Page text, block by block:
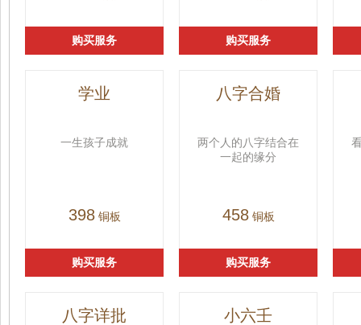
购买服务 购买服务
学业
一生孩子成就
398铜板
购买服务
八字合婚
两个人的八字结合在
一起的缘分
458铜板
购买服务
八字详批 小六壬